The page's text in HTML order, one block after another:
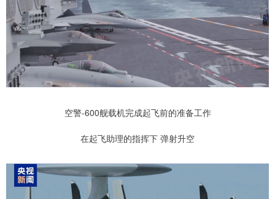
空警-600舰载机完成起飞前的准备工作
在起飞助理的指挥下 弹射升空